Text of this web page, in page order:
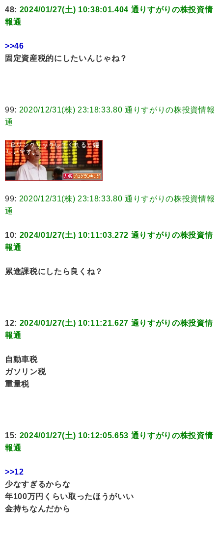
48: 2024/01/27(土) 10:38:01.404 通りすがりの株投資情
報通
>>46
固定資産税的にしたいんじゃね？
99: 2020/12/31(株) 23:18:33.80 通りすがりの株投資情報
通
99: 2020/12/31(株) 23:18:33.80 通りすがりの株投資情報
通
10: 2024/01/27(土) 10:11:03.272 通りすがりの株投資情
報通
累進課税にしたら良くね？
12: 2024/01/27(土) 10:11:21.627 通りすがりの株投資情
報通
自動車税
ガソリン税
重量税
15: 2024/01/27(土) 10:12:05.653 通りすがりの株投資情
報通
>>12
少なすぎるからな
年100万円くらい取ったほうがいい
金持ちなんだから